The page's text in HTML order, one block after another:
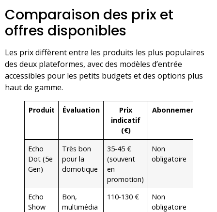
Comparaison des prix et
offres disponibles
Les prix diffèrent entre les produits les plus populaires
des deux plateformes, avec des modèles d’entrée
accessibles pour les petits budgets et des options plus
haut de gamme.
Produit Évaluation
Prix
indicatif
(€)
Abonnement
Echo
Dot (5e
Gen)
Très bon
pour la
domotique
35-45 €
(souvent
en
promotion)
Non
obligatoire
Echo
Show
Bon,
multimédia
110-130 €
Non
obligatoire